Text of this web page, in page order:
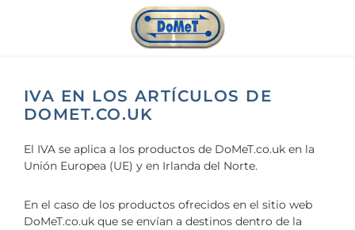
Saltar al contenido principal
IVA EN LOS ARTÍCULOS DE
DOMET.CO.UK
El IVA se aplica a los productos de DoMeT.co.uk en la
Unión Europea (UE) y en Irlanda del Norte.
En el caso de los productos ofrecidos en el sitio web
DoMeT.co.uk que se envían a destinos dentro de la